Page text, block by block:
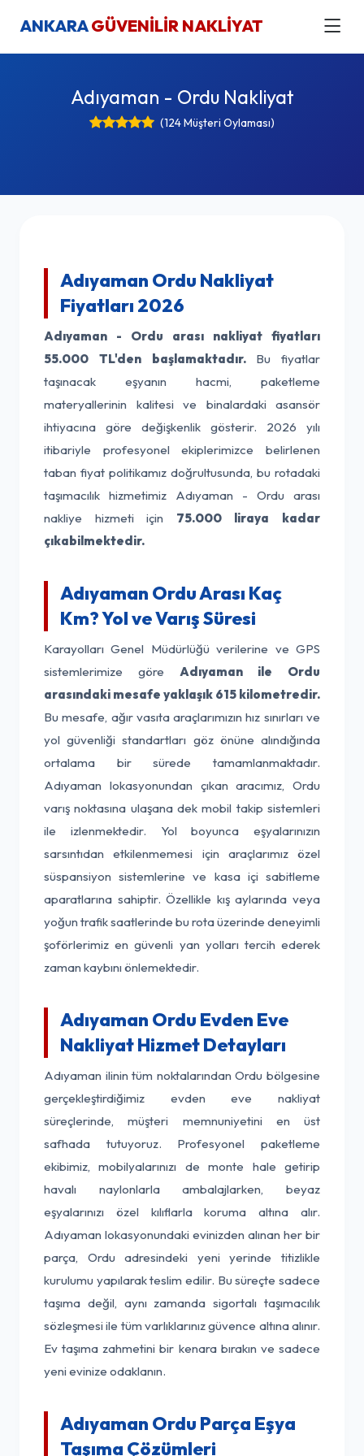
ANKARAGÜVENİLİR NAKLİYAT
Adıyaman - Ordu Nakliyat
(124 Müşteri Oylaması)
Adıyaman Ordu Nakliyat
Fiyatları 2026
Adıyaman - Ordu arası nakliyat fiyatları
55.000 TL'den başlamaktadır.Bu fiyatlar
taşınacak eşyanın hacmi, paketleme
materyallerinin kalitesi ve binalardaki asansör
ihtiyacına göre değişkenlik gösterir. 2026 yılı
itibariyle profesyonel ekiplerimizce belirlenen
taban fiyat politikamız doğrultusunda, bu rotadaki
taşımacılık hizmetimiz Adıyaman - Ordu arası
nakliye hizmeti için 75.000 liraya kadar
çıkabilmektedir.
Adıyaman Ordu Arası Kaç
Km? Yol ve Varış Süresi
Karayolları Genel Müdürlüğü verilerine ve GPS
sistemlerimize göre Adıyaman ile Ordu
arasındaki mesafe yaklaşık 615 kilometredir.
Bu mesafe, ağır vasıta araçlarımızın hız sınırları ve
yol güvenliği standartları göz önüne alındığında
ortalama bir sürede tamamlanmaktadır.
Adıyaman lokasyonundan çıkan aracımız, Ordu
varış noktasına ulaşana dek mobil takip sistemleri
ile izlenmektedir. Yol boyunca eşyalarınızın
sarsıntıdan etkilenmemesi için araçlarımız özel
süspansiyon sistemlerine ve kasa içi sabitleme
aparatlarına sahiptir. Özellikle kış aylarında veya
yoğun trafik saatlerinde bu rota üzerinde deneyimli
şoförlerimiz en güvenli yan yolları tercih ederek
zaman kaybını önlemektedir.
Adıyaman Ordu Evden Eve
Nakliyat Hizmet Detayları
Adıyaman ilinin tüm noktalarından Ordu bölgesine
gerçekleştirdiğimiz evden eve nakliyat
süreçlerinde, müşteri memnuniyetini en üst
safhada tutuyoruz. Profesyonel paketleme
ekibimiz, mobilyalarınızı de monte hale getirip
havalı naylonlarla ambalajlarken, beyaz
eşyalarınızı özel kılıflarla koruma altına alır.
Adıyaman lokasyonundaki evinizden alınan her bir
parça, Ordu adresindeki yeni yerinde titizlikle
kurulumu yapılarak teslim edilir. Bu süreçte sadece
taşıma değil, aynı zamanda sigortalı taşımacılık
sözleşmesi ile tüm varlıklarınız güvence altına alınır.
Ev taşıma zahmetini bir kenara bırakın ve sadece
yeni evinize odaklanın.
Adıyaman Ordu Parça Eşya
Taşıma Çözümleri